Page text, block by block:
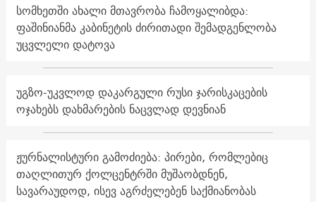
სომხეთში ახალი მთავრობა ჩამოყალიბდა:
ფაშინიანმა კაბინეტის ძირითადი შემადგენლობა
უცვლელი დატოვა
უგზო-უკვლოდ დაკარგული რუსი ჯარისკაცების
ოჯახებს დახმარების ნაცვლად დევნიან
ჟურნალისტური გამოძიება: პირები, რომლებიც
თაღლითურ ქოლცენტრში მუშაობდნენ,
სავარაუდოდ, ისევ აგრძელებენ საქმიანობას